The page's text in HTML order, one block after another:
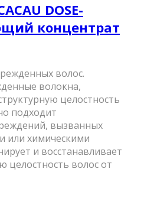
DOSE-
концентрат
волос.
волокна,
целостность
подходит
вызванных
или химическими
и восстанавливает
целостность волос от